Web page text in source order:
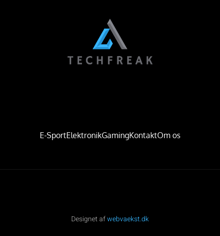
E-SportElektronikGamingKontaktOm os
Designet afwebvaekst.dk